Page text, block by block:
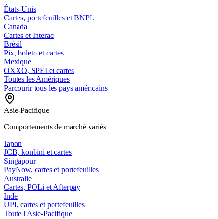
États-Unis
Cartes, portefeuilles et BNPL
Canada
Cartes et Interac
Brésil
Pix, boleto et cartes
Mexique
OXXO, SPEI et cartes
Toutes les Amériques
Parcourir tous les pays américains
Asie-Pacifique
Comportements de marché variés
Japon
JCB, konbini et cartes
Singapour
PayNow, cartes et portefeuilles
Australie
Cartes, POLi et Afterpay
Inde
UPI, cartes et portefeuilles
Toute l'Asie-Pacifique